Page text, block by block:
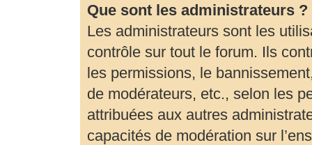
Que sont les administrateurs ?
Les administrateurs sont les
contrôle sur tout le forum. Ils
les permissions, le
de modérateurs, etc., selon les
attribuées aux autres
capacités de modération sur